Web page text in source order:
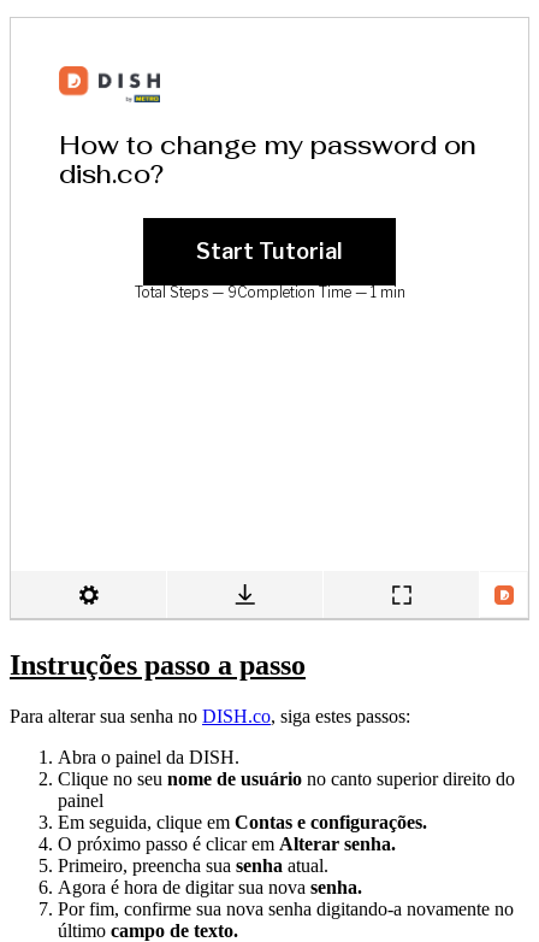
Instruções passo a passo
Para alterar sua senha no DISH.co, siga estes passos:
Abra o painel da DISH.
Clique no seu nome de usuário no canto superior direito do
painel
Em seguida, clique em Contas e configurações.
O próximo passo é clicar em Alterar senha.
Primeiro, preencha sua senha atual.
Agora é hora de digitar sua nova senha.
Por fim, confirme sua nova senha digitando-a novamente no
último campo de texto.